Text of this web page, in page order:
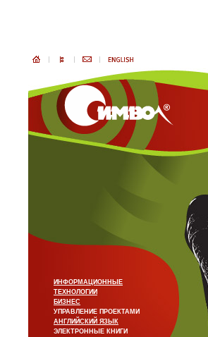
ИНФОРМАЦИОННЫЕ
ТЕХНОЛОГИИ
БИЗНЕС
УПРАВЛЕНИЕ ПРОЕКТАМИ
АНГЛИЙСКИЙ ЯЗЫК
ЭЛЕКТРОННЫЕ КНИГИ